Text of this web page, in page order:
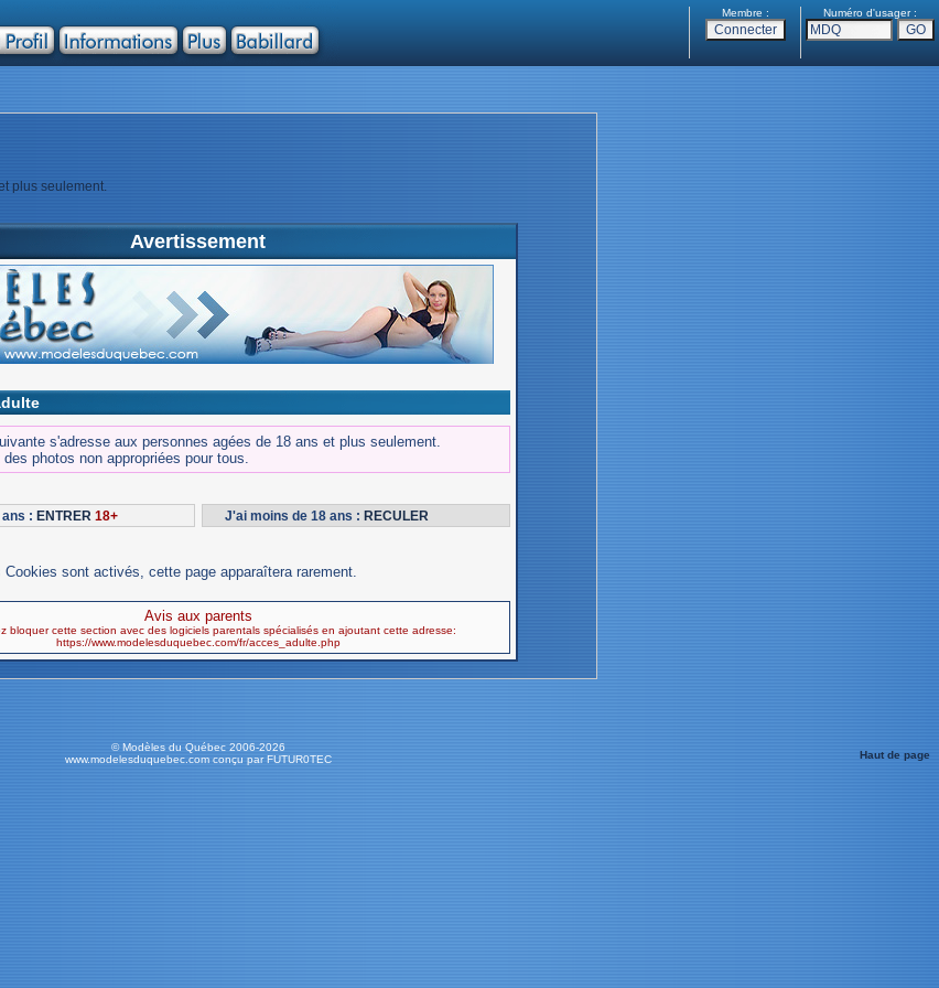
Membre : Numéro d'usager :
plus seulement.
Avertissement
s'adresse aux personnes agées de 18 ans et plus seulement.
photos non appropriées pour tous.
ans :ENTRER 18+ J'ai moins de 18 ans :RECULER
Cookies sont activés, cette page apparaîtera rarement.
Avis aux parents
bloquer cette section avec des logiciels parentals spécialisés en ajoutant cette adresse:
https://www.modelesduquebec.com/fr/acces_adulte.php
© Modèles du Québec 2006-2026
www.modelesduquebec.com conçu par FUTUR0TEC
Haut de page